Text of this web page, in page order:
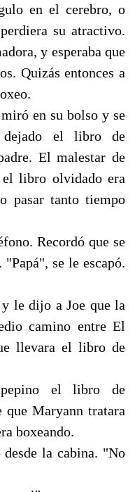
en el cerebro, o
su atractivo.
y esperaba que
Quizás entonces a
en su bolso y se
el libro de
El malestar de
libro olvidado era
pasar tanto tiempo
Recordó que se
se le escapó.
le dijo a Joe que la
camino entre El
llevara el libro de
el libro de
que Maryann tratara
boxeando.
la cabina. "No